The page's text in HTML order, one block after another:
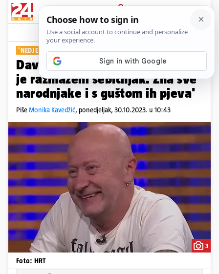
PRIJAVA
Show Komentari
'NEDJELJOM U DVA'
Davorin Bogović o Baretu: 'On
je razmaženi sebičnjak. Zna sve
narodnjake i s guštom ih pjeva'
PišeMonika Kavedžić, ponedjeljak, 30.10.2023. u 10:43
3
Foto: HRT